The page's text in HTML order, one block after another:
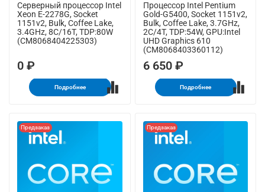
Серверный процессор Intel
Xeon E-2278G, Socket
1151v2, Bulk, Coffee Lake,
3.4GHz, 8C/16T, TDP:80W
(CM8068404225303)
0 ₽
Подробнее
Процессор Intel Pentium
Gold-G5400, Socket 1151v2,
Bulk, Coffee Lake, 3.7GHz,
2C/4T, TDP:54W, GPU:Intel
UHD Graphics 610
(CM8068403360112)
6 650 ₽
Подробнее
Предзаказ Предзаказ